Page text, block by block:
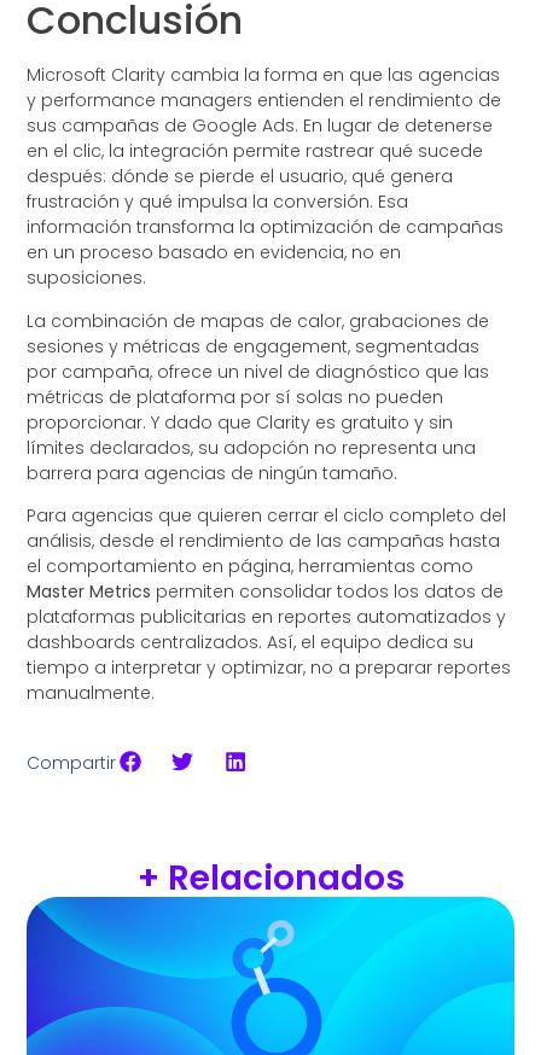
Conclusión
Microsoft Clarity cambia la forma en que las agencias
y performance managers entienden el rendimiento de
sus campañas de Google Ads. En lugar de detenerse
en el clic, la integración permite rastrear qué sucede
después: dónde se pierde el usuario, qué genera
frustración y qué impulsa la conversión. Esa
información transforma la optimización de campañas
en un proceso basado en evidencia, no en
suposiciones.
La combinación de mapas de calor, grabaciones de
sesiones y métricas de engagement, segmentadas
por campaña, ofrece un nivel de diagnóstico que las
métricas de plataforma por sí solas no pueden
proporcionar. Y dado que Clarity es gratuito y sin
límites declarados, su adopción no representa una
barrera para agencias de ningún tamaño.
Para agencias que quieren cerrar el ciclo completo del
análisis, desde el rendimiento de las campañas hasta
el comportamiento en página, herramientas como
Master Metrics permiten consolidar todos los datos de
plataformas publicitarias en reportes automatizados y
dashboards centralizados. Así, el equipo dedica su
tiempo a interpretar y optimizar, no a preparar reportes
manualmente.
Compartir
+ Relacionados